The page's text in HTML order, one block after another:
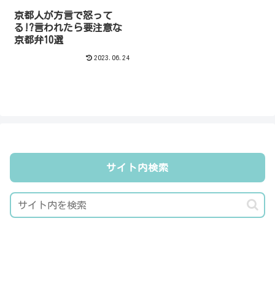
京都人が方言で怒って
る!?言われたら要注意な
京都弁10選
2023.06.24
サイト内検索